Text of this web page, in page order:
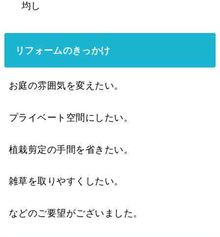
均し
リフォームのきっかけ
お庭の雰囲気を変えたい。
プライベート空間にしたい。
植栽剪定の手間を省きたい。
雑草を取りやすくしたい。
などのご要望がございました。